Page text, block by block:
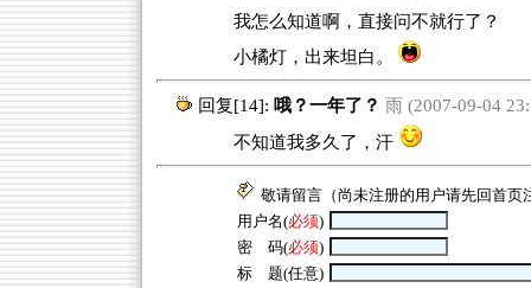
我怎么知道啊，直接问不就行了？
小橘灯，出来坦白。
回复[14]: 哦？一年了？ 雨 (2007-09-04
不知道我多久了，汗
敬请留言（尚未注册的用户请先回首页
用户名(必须)
密 码(必须)
标 题(任意)